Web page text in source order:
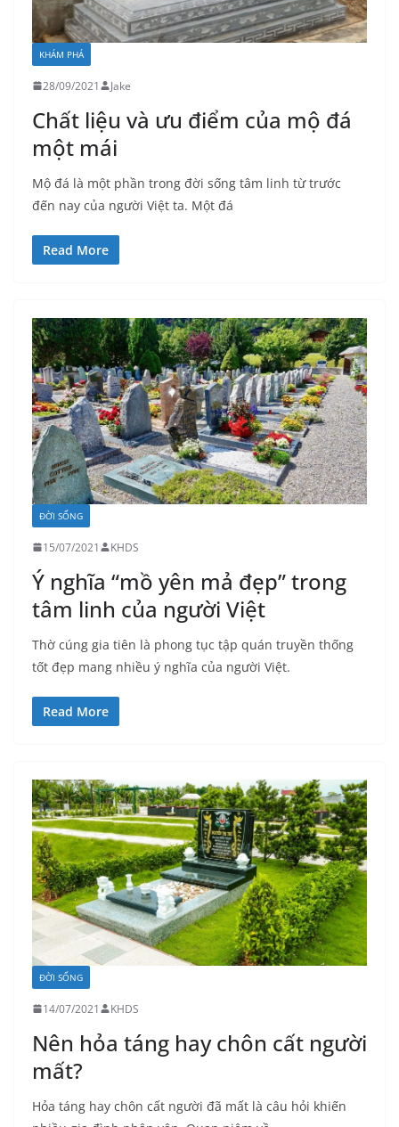
KHÁM PHÁ
28/09/2021 Jake
Chất liệu và ưu điểm của mộ đá
một mái
Mộ đá là một phần trong đời sống tâm linh từ trước
đến nay của người Việt ta. Một đá
Read More
ĐỜI SỐNG
15/07/2021 KHDS
Ý nghĩa “mồ yên mả đẹp” trong
tâm linh của người Việt
Thờ cúng gia tiên là phong tục tập quán truyền thống
tốt đẹp mang nhiều ý nghĩa của người Việt.
Read More
ĐỜI SỐNG
14/07/2021 KHDS
Nên hỏa táng hay chôn cất người
mất?
Hỏa táng hay chôn cất người đã mất là câu hỏi khiến